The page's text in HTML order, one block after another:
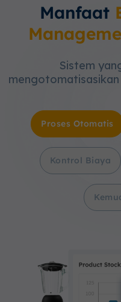
Manfaat
Sistem
Proses Otomatis
Kontrol Biaya